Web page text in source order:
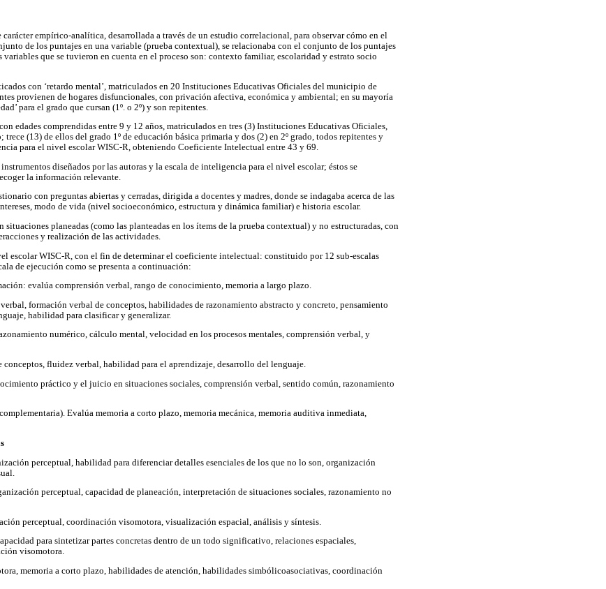
empírico-analítica, desarrollada a través de un estudio correlacional, para observar cómo en el
de los puntajes en una variable (prueba contextual), se relacionaba con el conjunto de los puntajes
variables que se tuvieron en cuenta en el proceso son: contexto familiar, escolaridad y estrato socio
con ‘retardo mental’, matriculados en 20 Instituciones Educativas Oficiales del municipio de
provienen de hogares disfuncionales, con privación afectiva, económica y ambiental; en su mayoría
para el grado que cursan (1º. o 2º) y son repitentes.
edades comprendidas entre 9 y 12 años, matriculados en tres (3) Instituciones Educativas Oficiales,
(13) de ellos del grado 1º de educación básica primaria y dos (2) en 2º grado, todos repitentes y
para el nivel escolar WISC-R, obteniendo Coeficiente Intelectual entre 43 y 69.
diseñados por las autoras y la escala de inteligencia para el nivel escolar; éstos se
la información relevante.
con preguntas abiertas y cerradas, dirigida a docentes y madres, donde se indagaba acerca de las
modo de vida (nivel socioeconómico, estructura y dinámica familiar) e historia escolar.
situaciones planeadas (como las planteadas en los ítems de la prueba contextual) y no estructuradas, con
y realización de las actividades.
escolar WISC-R, con el fin de determinar el coeficiente intelectual: constituido por 12 sub-escalas
de ejecución como se presenta a continuación:
evalúa comprensión verbal, rango de conocimiento, memoria a largo plazo.
formación verbal de conceptos, habilidades de razonamiento abstracto y concreto, pensamiento
habilidad para clasificar y generalizar.
numérico, cálculo mental, velocidad en los procesos mentales, comprensión verbal, y
conceptos, fluidez verbal, habilidad para el aprendizaje, desarrollo del lenguaje.
práctico y el juicio en situaciones sociales, comprensión verbal, sentido común, razonamiento
Evalúa memoria a corto plazo, memoria mecánica, memoria auditiva inmediata,
perceptual, habilidad para diferenciar detalles esenciales de los que no lo son, organización
perceptual, capacidad de planeación, interpretación de situaciones sociales, razonamiento no
perceptual, coordinación visomotora, visualización espacial, análisis y síntesis.
para sintetizar partes concretas dentro de un todo significativo, relaciones espaciales,
visomotora.
memoria a corto plazo, habilidades de atención, habilidades simbólicoasociativas, coordinación